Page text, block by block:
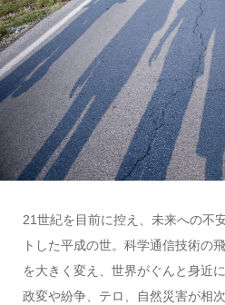
21世紀を目前に控え、未来への不
トした平成の世。科学通信技術の
を大きく変え、世界がぐんと身近
政変や紛争、テロ、自然災害が相